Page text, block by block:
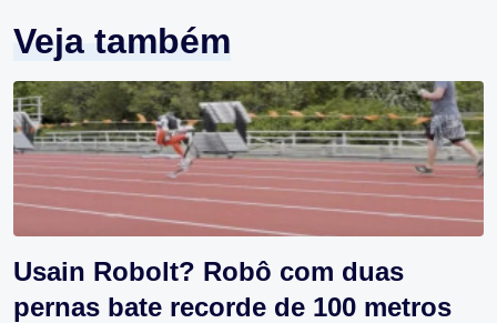
Veja também
Usain Robolt? Robô com duas
pernas bate recorde de 100 metros